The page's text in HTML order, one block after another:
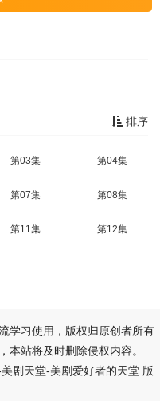
排序
第03集 第04集
第07集 第08集
第11集 第12集
学习使用，版权归原创者所有
本站将及时删除侵权内容。
剧天堂-美剧爱好者的天堂 版